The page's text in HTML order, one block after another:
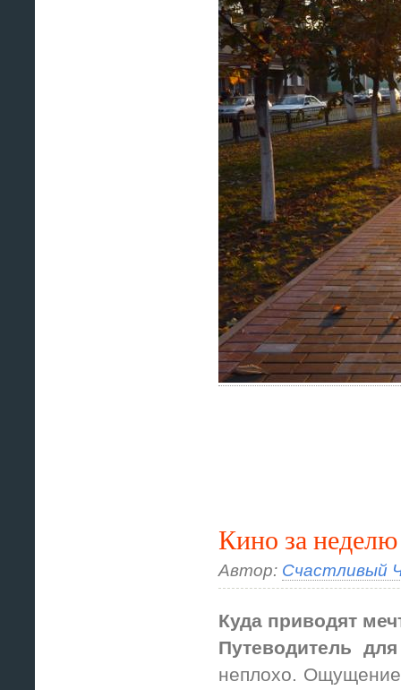
Кино за неделю
Автор: Счастливый
Куда приводят
Путеводитель
неплохо. Ощущение